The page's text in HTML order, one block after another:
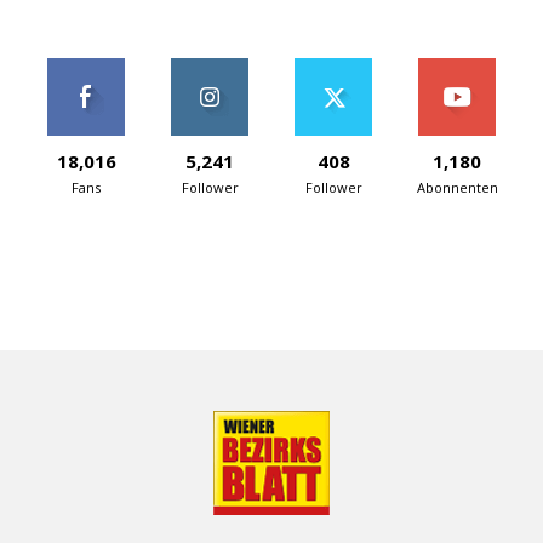
18,016
Fans
5,241
Follower
408
Follower
1,180
Abonnenten